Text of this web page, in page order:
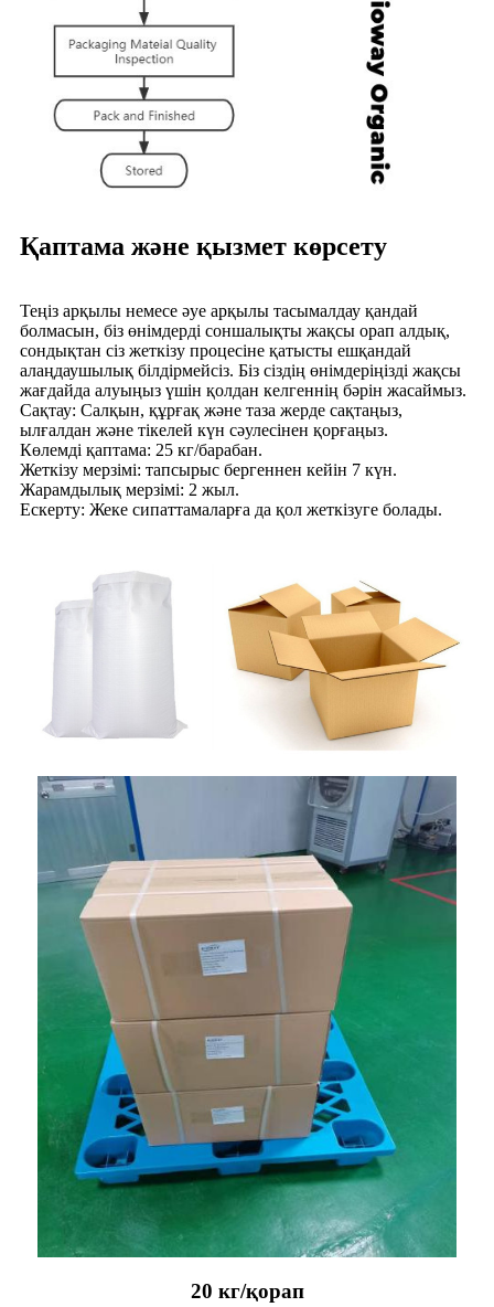
Қаптама және қызмет көрсету
Теңіз арқылы немесе әуе арқылы тасымалдау қандай
болмасын, біз өнімдерді соншалықты жақсы орап алдық,
сондықтан сіз жеткізу процесіне қатысты ешқандай
алаңдаушылық білдірмейсіз. Біз сіздің өнімдеріңізді жақсы
жағдайда алуыңыз үшін қолдан келгеннің бәрін жасаймыз.
Сақтау: Салқын, құрғақ және таза жерде сақтаңыз,
ылғалдан және тікелей күн сәулесінен қорғаңыз.
Көлемді қаптама: 25 кг/барабан.
Жеткізу мерзімі: тапсырыс бергеннен кейін 7 күн.
Жарамдылық мерзімі: 2 жыл.
Ескерту: Жеке сипаттамаларға да қол жеткізуге болады.
20 кг/қорап